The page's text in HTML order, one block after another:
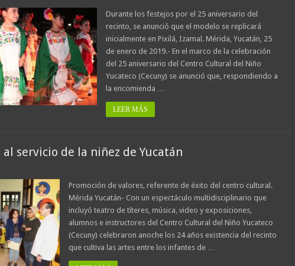
Durante los festejos por el 25 aniversario del
recinto, se anunció que el modelo se replicará
inicialmente en Pixilá, Izamal. Mérida, Yucatán, 25
de enero de 2019.- En el marco de la celebración
del 25 aniversario del Centro Cultural del Niño
Yucateco (Cecuny) se anunció que, respondiendo a
la encomienda …
LEER MÁS
al servicio de la niñez de Yucatán
Promoción de valores, referente de éxito del centro cultural.
Mérida Yucatán- Con un espectáculo multidisciplinario que
incluyó teatro de títeres, música, video y exposiciones,
alumnos e instructores del Centro Cultural del Niño Yucateco
(Cecuny) celebraron anoche los 24 años existencia del recinto
que cultiva las artes entre los infantes de …